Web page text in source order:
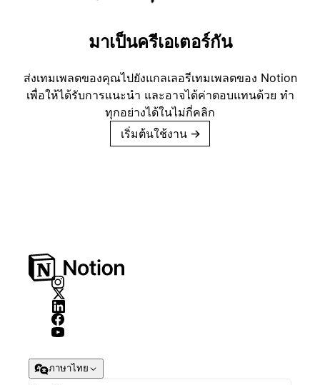
มาเป็นครีเอเตอร์กัน
ส่งเทมเพลตของคุณไปยังแกลเลอรีเทมเพลตของ Notion
เพื่อให้ได้รับการแนะนำ และอาจได้ค่าตอบแทนด้วย ทำ
ทุกอย่างได้ในไม่กี่คลิก
เริ่มต้นใช้งาน →
ภาษาไทย